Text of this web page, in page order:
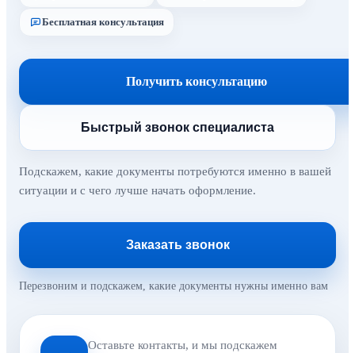
Бесплатная консультация
Получить консультацию
Быстрый звонок специалиста
Подскажем, какие документы потребуются именно в вашей
ситуации и с чего лучше начать оформление.
Заказать звонок
Перезвоним и подскажем, какие документы нужны именно вам
Оставьте контакты, и мы подскажем